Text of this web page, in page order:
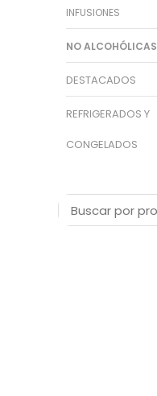
INFUSIONES
NO ALCOHÓLICAS
DESTACADOS
REFRIGERADOS Y
CONGELADOS